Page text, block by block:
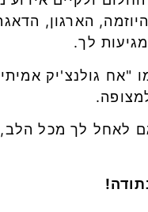
היוזמה, הארגון,
לך.
גולנצ'יק
לאחל לך מכל